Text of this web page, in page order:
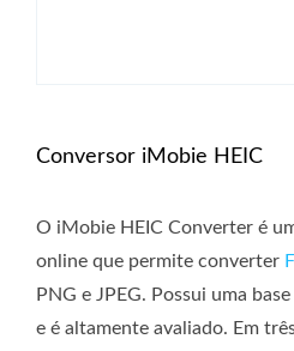
Conversor iMobie HEIC
O iMobie HEIC Converter é
online que permite converter
PNG e JPEG. Possui uma
e é altamente avaliado. Em